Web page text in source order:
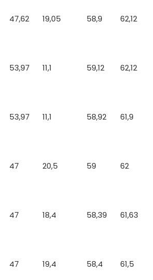
47,62 19,05 58,9 62,12
53,97 11,1 59,12 62,12
53,97 11,1 58,92 61,9
47 20,5 59 62
47 18,4 58,39 61,63
47 19,4 58,4 61,5